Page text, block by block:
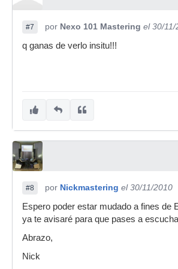
#7 por Nexo 101 Mastering el 30/11/
q ganas de verlo insitu!!!
#8 por Nickmastering el 30/11/2010
Espero poder estar mudado a fines de
ya te avisaré para que pases a
Abrazo,
Nick